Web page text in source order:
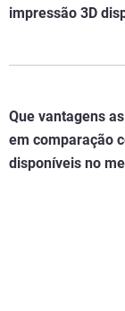
impressão 3D
Que vantagens
em comparação
disponíveis no